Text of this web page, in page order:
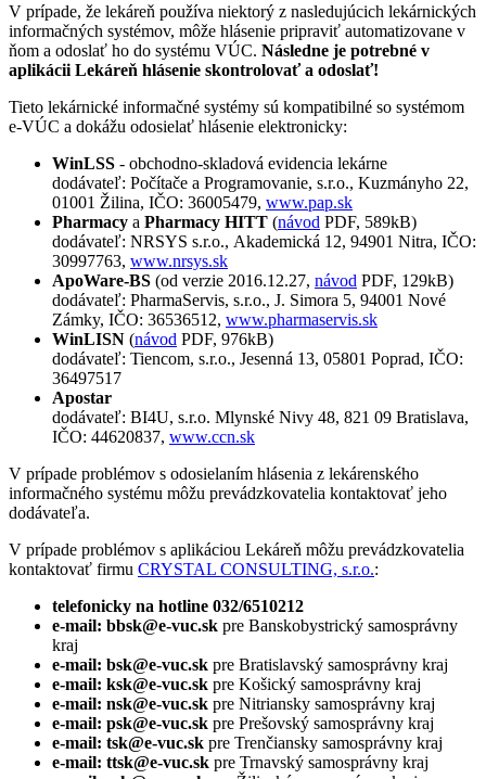
V prípade, že lekáreň používa niektorý z nasledujúcich lekárnických
informačných systémov, môže hlásenie pripraviť automatizovane v
ňom a odoslať ho do systému VÚC. Následne je potrebné v
aplikácii Lekáreň hlásenie skontrolovať a odoslať!
Tieto lekárnické informačné systémy sú kompatibilné so systémom
e-VÚC a dokážu odosielať hlásenie elektronicky:
WinLSS - obchodno-skladová evidencia lekárne
dodávateľ: Počítače a Programovanie, s.r.o., Kuzmányho 22,
01001 Žilina, IČO: 36005479, www.pap.sk
Pharmacy a Pharmacy HITT (návod PDF, 589kB)
dodávateľ: NRSYS s.r.o., Akademická 12, 94901 Nitra, IČO:
30997763, www.nrsys.sk
ApoWare-BS (od verzie 2016.12.27, návod PDF, 129kB)
dodávateľ: PharmaServis, s.r.o., J. Simora 5, 94001 Nové
Zámky, IČO: 36536512, www.pharmaservis.sk
WinLISN (návod PDF, 976kB)
dodávateľ: Tiencom, s.r.o., Jesenná 13, 05801 Poprad, IČO:
36497517
Apostar
dodávateľ: BI4U, s.r.o. Mlynské Nivy 48, 821 09 Bratislava,
IČO: 44620837, www.ccn.sk
V prípade problémov s odosielaním hlásenia z lekárenského
informačného systému môžu prevádzkovatelia kontaktovať jeho
dodávateľa.
V prípade problémov s aplikáciou Lekáreň môžu prevádzkovatelia
kontaktovať firmu CRYSTAL CONSULTING, s.r.o.:
telefonicky na hotline 032/6510212
e-mail: bbsk@e-vuc.sk pre Banskobystrický samosprávny
kraj
e-mail: bsk@e-vuc.sk pre Bratislavský samosprávny kraj
e-mail: ksk@e-vuc.sk pre Košický samosprávny kraj
e-mail: nsk@e-vuc.sk pre Nitriansky samosprávny kraj
e-mail: psk@e-vuc.sk pre Prešovský samosprávny kraj
e-mail: tsk@e-vuc.sk pre Trenčiansky samosprávny kraj
e-mail: ttsk@e-vuc.sk pre Trnavský samosprávny kraj